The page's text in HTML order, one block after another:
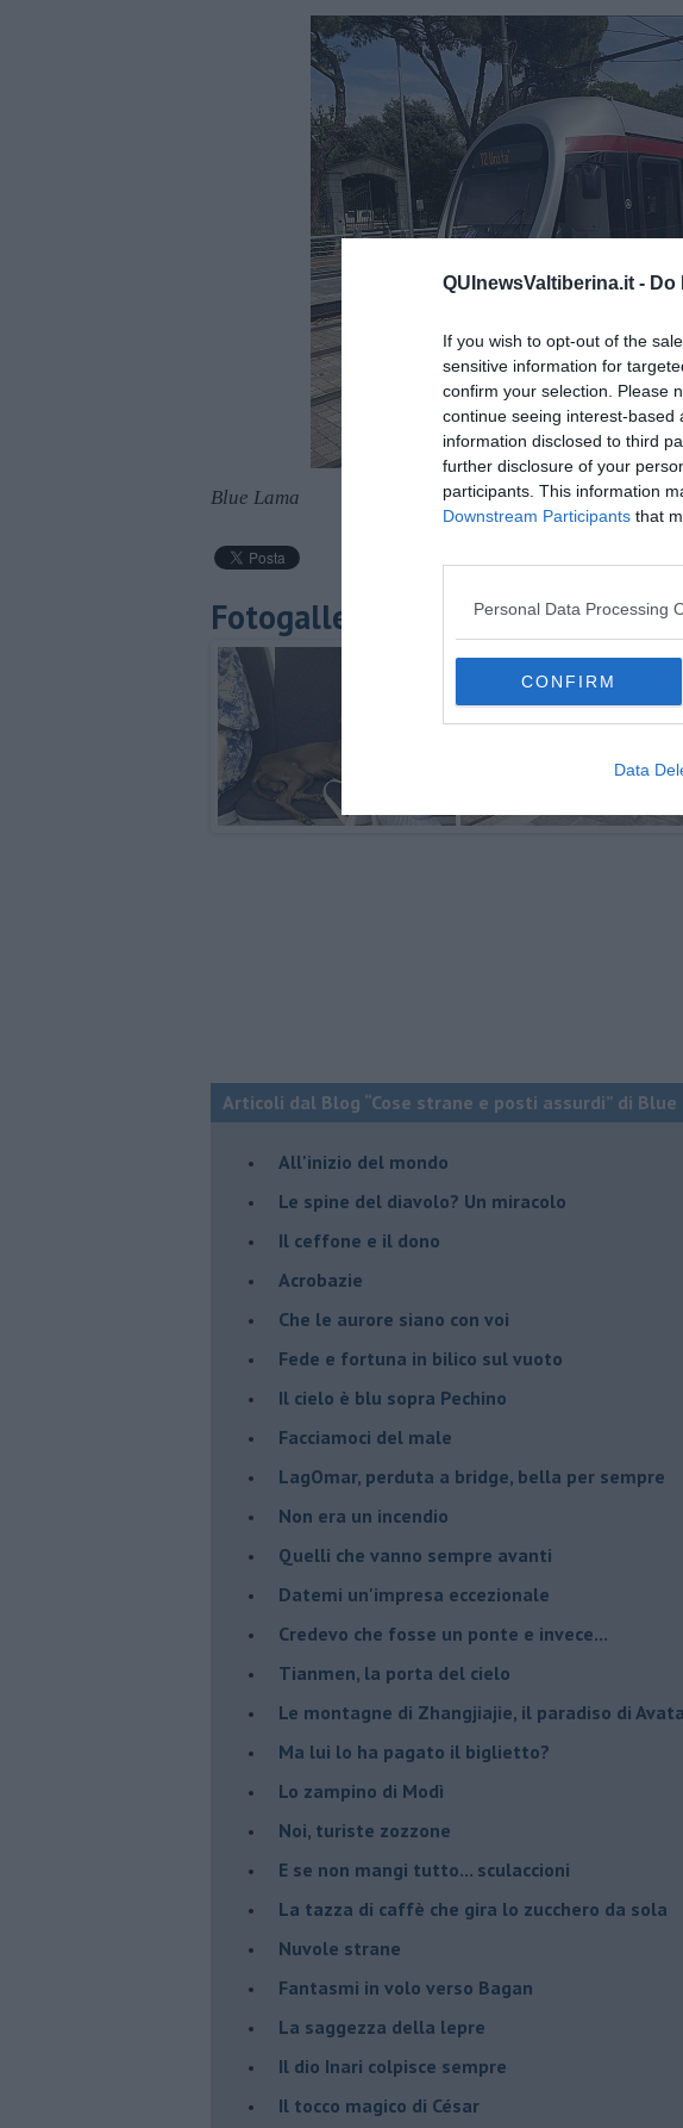
QUInewsValtiberina.it - Do
If you wish to opt-out of the
sensitive information for
confirm your selection. Please
continue seeing interest-
information disclosed to third
further disclosure of your
participants. This information
Downstream Participants that
Personal Data Processing
CONFIRM
Data
Blue Lama
Fotogallery
Articoli dal Blog “Cose strane e posti assurdi” di Blue
All'inizio del mondo
Le spine del diavolo? Un miracolo
Il ceffone e il dono
Acrobazie
Che le aurore siano con voi
Fede e fortuna in bilico sul vuoto
Il cielo è blu sopra Pechino
Facciamoci del male
LagOmar, perduta a bridge, bella per sempre
Non era un incendio
Quelli che vanno sempre avanti
Datemi un'impresa eccezionale
Credevo che fosse un ponte e invece...
Tianmen, la porta del cielo
Le montagne di Zhangjiajie, il paradiso di
Ma lui lo ha pagato il biglietto?
Lo zampino di Modì
Noi, turiste zozzone
E se non mangi tutto... sculaccioni
La tazza di caffè che gira lo zucchero da sola
Nuvole strane
Fantasmi in volo verso Bagan
La saggezza della lepre
Il dio Inari colpisce sempre
Il tocco magico di César